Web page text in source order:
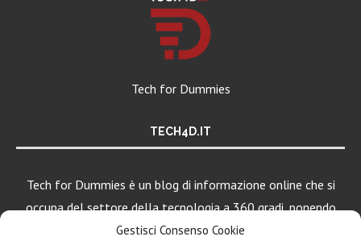
Gestisci Consenso Cookie
Tech for Dummies
TECH4D.IT
Tech for Dummies è un blog di informazione online che si
occupa del settore della tecnologia a 360 gradi, ponendo
una particolare attenzione al mondo Android, Apple e